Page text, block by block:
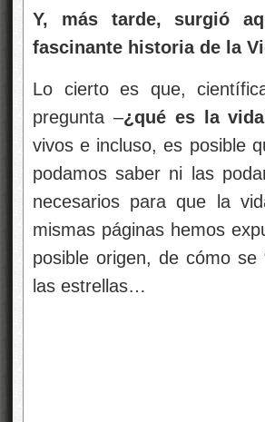
Y, más tarde, surgió
fascinante historia de la
Lo cierto es que,
pregunta –¿qué es la
vivos e incluso, es posible
podamos saber ni las
necesarios para que la
mismas páginas hemos
posible origen, de cómo se
las estrellas…